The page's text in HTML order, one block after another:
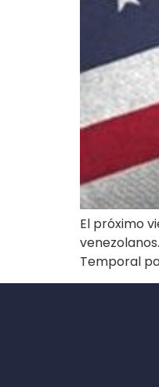
El próximo
Temporal